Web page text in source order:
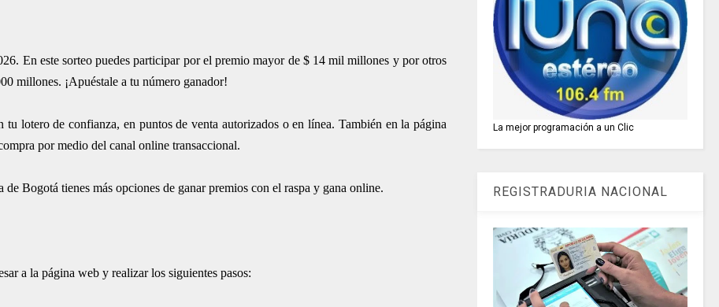
En este sorteo puedes participar por el premio mayor de $ 14 mil millones y por otros
millones. ¡Apuéstale a tu número ganador!
lotero de confianza, en puntos de venta autorizados o en línea. También en la página
por medio del canal online transaccional.
Bogotá tienes más opciones de ganar premios con el raspa y gana online.
a la página web y realizar los siguientes pasos:
La mejor programación a un Clic
REGISTRADURIA NACIONAL